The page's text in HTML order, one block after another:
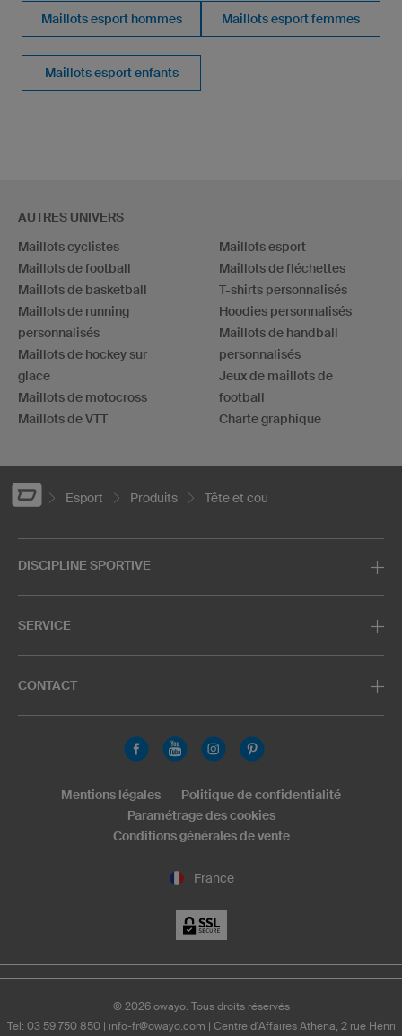
Maillots esport hommes Maillots esport femmes
Maillots esport enfants
AUTRES UNIVERS
Maillots cyclistes
Maillots de football
Maillots de basketball
Maillots de running
personnalisés
Maillots de hockey sur
glace
Maillots de motocross
Maillots de VTT
Maillots esport
Maillots de fléchettes
T-shirts personnalisés
Hoodies personnalisés
Maillots de handball
personnalisés
Jeux de maillots de
football
Charte graphique
Esport Produits Tête et cou
DISCIPLINE SPORTIVE
SERVICE
CONTACT
France
Mentions légales
Politique de confidentialité
Paramétrage des cookies
Conditions générales de vente
© 2026owayo. Tous droits réservés
Tel: 03 59 750 850| info-fr@owayo.com | Centre d'Affaires Athéna, 2 rue Henri